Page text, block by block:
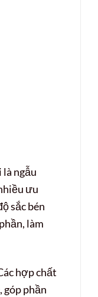
là ngẫu
ưu
sắc bén
làm
hợp chất
góp phần